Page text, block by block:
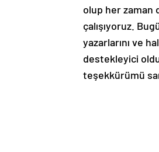
olup her zaman
çalışıyoruz.
yazarlarını ve
destekleyici
teşekkürümü